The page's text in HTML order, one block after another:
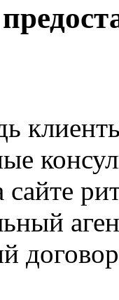
сайте